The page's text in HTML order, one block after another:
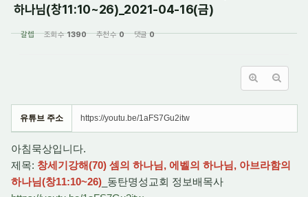
하나님(창11:10~26)_2021-04-16(금)
갈렙 조회 수1390 추천 수0 댓글0
유튜브 주소 https://youtu.be/1aFS7Gu2itw
아침묵상입니다.
제목: 창세기강해(70) 셈의 하나님, 에벨의 하나님, 아브라함의
하나님(창11:10~26) _동탄명성교회 정보배목사